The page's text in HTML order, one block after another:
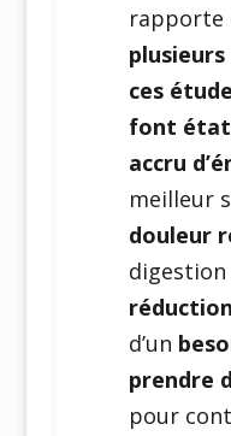
rapporte
ces
font état
accru
meilleur
douleur
digestion
d’un
prendre
pour